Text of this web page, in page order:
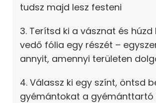
tudsz majd lesz festeni
3. Terítsd ki a vásznat és húzd
vedő fólia egy részét –
annyit, amennyi területen
4. Válassz ki egy színt, öntsd
gyémántokat a gyémánttartó